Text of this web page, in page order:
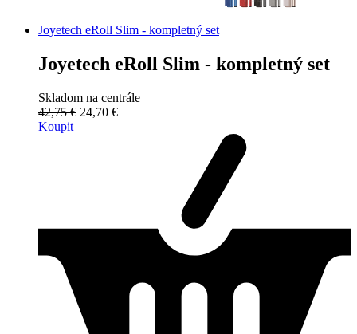
Joyetech eRoll Slim - kompletný set
Joyetech eRoll Slim - kompletný set
Skladom na centrále
42,75 € 24,70 €
Koupit